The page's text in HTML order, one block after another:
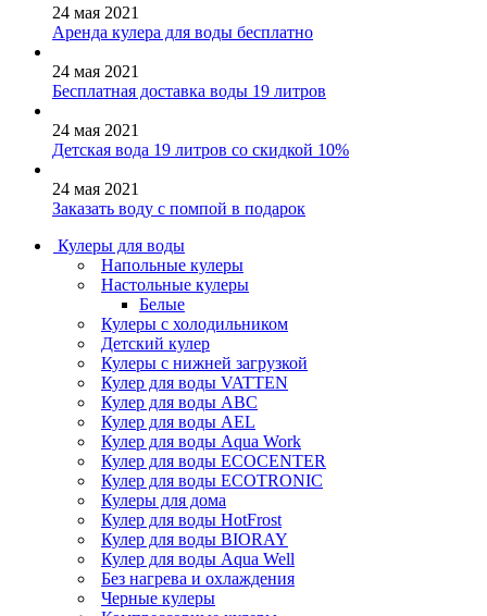
24 мая 2021
Аренда кулера для воды бесплатно
24 мая 2021
Бесплатная доставка воды 19 литров
24 мая 2021
Детская вода 19 литров со скидкой 10%
24 мая 2021
Заказать воду с помпой в подарок
Кулеры для воды
Напольные кулеры
Настольные кулеры
Белые
Кулеры с холодильником
Детский кулер
Кулеры с нижней загрузкой
Кулер для воды VATTEN
Кулер для воды ABC
Кулер для воды AEL
Кулер для воды Aqua Work
Кулер для воды ECOCENTER
Кулер для воды ECOTRONIC
Кулеры для дома
Кулер для воды HotFrost
Кулер для воды BIORAY
Кулер для воды Aqua Well
Без нагрева и охлаждения
Черные кулеры